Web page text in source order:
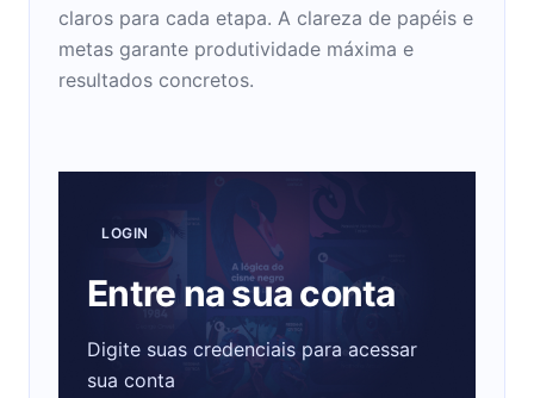
claros para cada etapa. A clareza de papéis e
metas garante produtividade máxima e
resultados concretos.
LOGIN
Entre na sua conta
Digite suas credenciais para acessar
sua conta